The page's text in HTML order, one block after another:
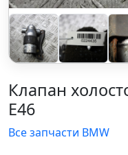
Клапан
E46
Все запчасти BMW